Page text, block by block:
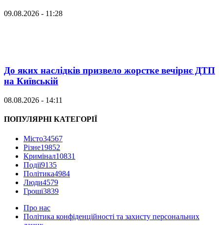
09.08.2026 - 11:28
До яких наслідків призвело жорстке вечірнє ДТП
на Київській
08.08.2026 - 14:11
ПОПУЛЯРНІ КАТЕГОРІЇ
Місто34567
Різне19852
Кримінал10831
Події9135
Політика4984
Люди4579
Гроші3839
Про нас
Політика конфіденційності та захисту персональних